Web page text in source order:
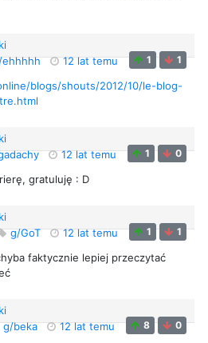
12 lat temu 1 1
blogs/shouts/2012/10/le-blog-
12 lat temu 1 0
gratuluję : D
g/GoT
12 lat temu 1 1
faktycznie lepiej przeczytać
g/beka
12 lat temu 8 0